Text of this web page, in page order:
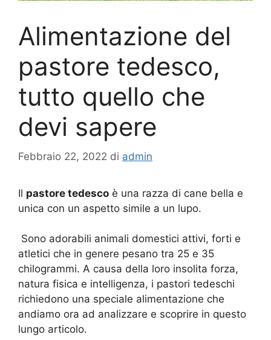
Alimentazione del
pastore tedesco,
tutto quello che
devi sapere
Febbraio 22, 2022 di admin
Il pastore tedesco è una razza di cane bella e
unica con un aspetto simile a un lupo.
Sono adorabili animali domestici attivi, forti e
atletici che in genere pesano tra 25 e 35
chilogrammi. A causa della loro insolita forza,
natura fisica e intelligenza, i pastori tedeschi
richiedono una speciale alimentazione che
andiamo ora ad analizzare e scoprire in questo
lungo articolo.